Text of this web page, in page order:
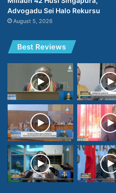
Advogadu Sei Halo Rekursu
August 5, 2026
Best Reviews